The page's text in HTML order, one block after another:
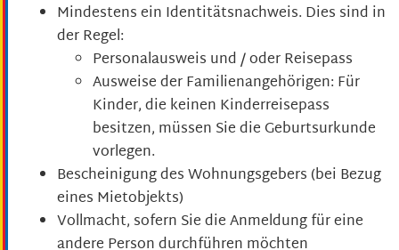
Mindestens ein Identitätsnachweis. Dies sind in
der Regel:
Personalausweis und / oder Reisepass
Ausweise der Familienangehörigen: Für
Kinder, die keinen Kinderreisepass
besitzen, müssen Sie die Geburtsurkunde
vorlegen.
Bescheinigung des Wohnungsgebers (bei Bezug
eines Mietobjekts)
Vollmacht, sofern Sie die Anmeldung für eine